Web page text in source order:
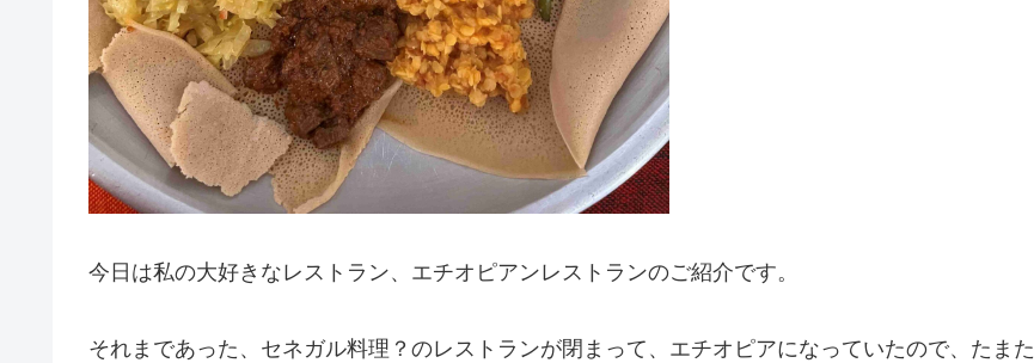
今日は私の大好きなレストラン、エチオピアンレストランのご紹介です。
それまであった、セネガル料理？のレストランが閉まって、エチオピアになっていたので、たまた